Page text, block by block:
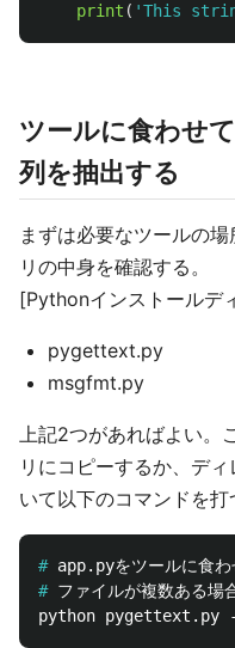
print ( 'This
ツールに食わせ
列を抽出する
まずは必要なツールの
リの中身を確認する。
[Pythonインストールデ
pygettext.py
msgfmt.py
上記2つがあればよい。
リにコピーするか、デ
いて以下のコマンドを打
#
#